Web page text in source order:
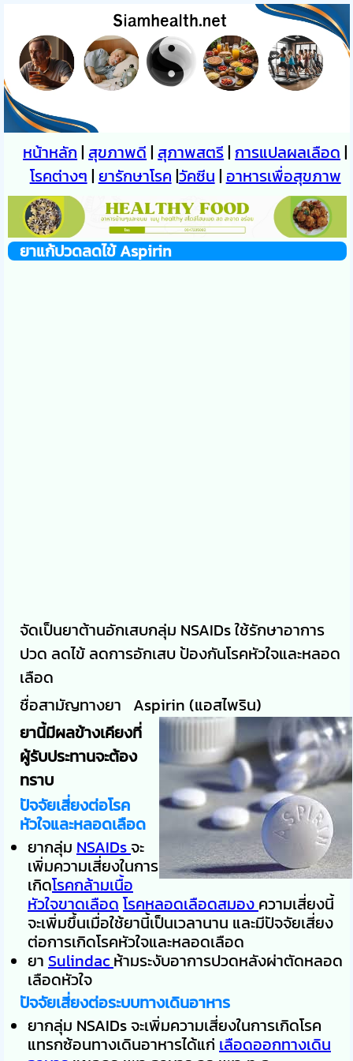
หน้าหลัก | สุขภาพดี | สุภาพสตรี|การแปลผลเลือด |
โรคต่างๆ | ยารักษาโรค |วัคซีน | อาหารเพื่อสุขภาพ
ยาแก้ปวดลดไข้ Aspirin
จัดเป็นยาต้านอักเสบกลุ่ม NSAIDs ใช้รักษาอาการ
ปวด ลดไข้ ลดการอักเสบ ป้องกันโรคหัวใจและหลอด
เลือด
ชื่อสามัญทางยา Aspirin (แอสไพริน)
ยานี้มีผลข้างเคียงที่
ผู้รับประทานจะต้อง
ทราบ
ปัจจัยเสี่ยงต่อโรค
หัวใจและหลอดเลือด
ยากลุ่ม NSAIDs จะ
เพิ่มความเสี่ยงในการ
เกิดโรคกล้ามเนื้อ
หัวใจขาดเลือด โรคหลอดเลือดสมอง ความเสี่ยงนี้
จะเพิ่มขึ้นเมื่อใช้ยานี้เป็นเวลานาน และมีปัจจัยเสี่ยง
ต่อการเกิดโรคหัวใจและหลอดเลือด
ยา Sulindac ห้ามระงับอาการปวดหลังผ่าตัดหลอด
เลือดหัวใจ
ปัจจัยเสี่ยงต่อระบบทางเดินอาหาร
ยากลุ่ม NSAIDs จะเพิ่มความเสี่ยงในการเกิดโรค
แทรกซ้อนทางเดินอาหารได้แก่ เลือดออกทางเดิน